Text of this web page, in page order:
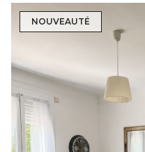
NOUVEAUTÉ